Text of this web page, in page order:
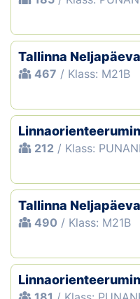
Tallinna
467 / Klass: M21B
212 / Klass:
Tallinna
490 / Klass: M21B